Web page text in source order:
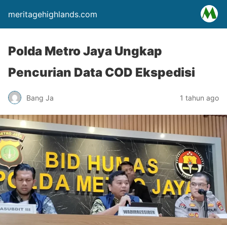
meritagehighlands.com
Polda Metro Jaya Ungkap
Pencurian Data COD Ekspedisi
Bang Ja 1 tahun ago